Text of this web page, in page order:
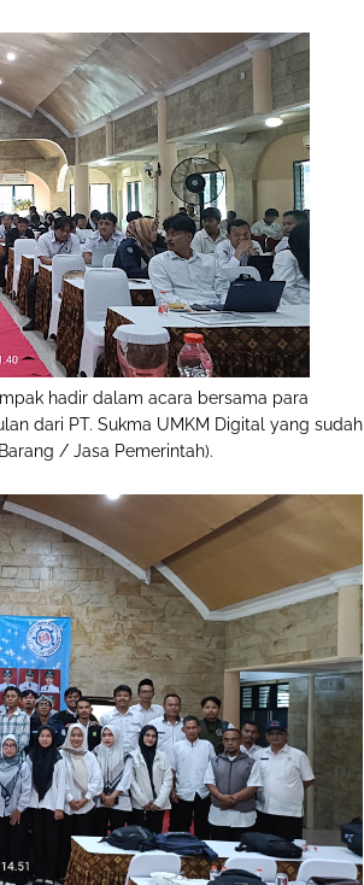
hadir dalam acara bersama para
dari PT. Sukma UMKM Digital yang sudah
/ Jasa Pemerintah).